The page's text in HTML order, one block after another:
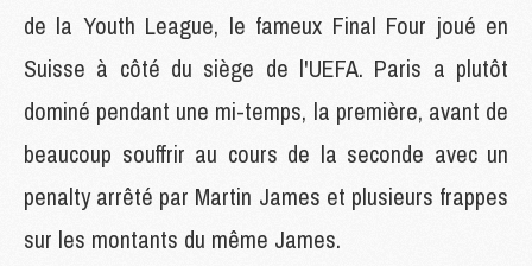
de la Youth League, le fameux Final Four joué en
Suisse à côté du siège de l'UEFA. Paris a plutôt
dominé pendant une mi-temps, la première, avant de
beaucoup souffrir au cours de la seconde avec un
penalty arrêté par Martin James et plusieurs frappes
sur les montants du même James.